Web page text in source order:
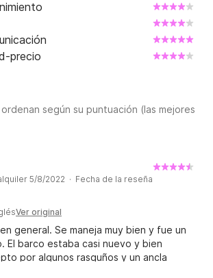
precio
según su puntuación (las mejores
5/8/2022 · Fecha de la reseña
Ver original
general. Se maneja muy bien y fue un
El barco estaba casi nuevo y bien
por algunos rasguños y un ancla